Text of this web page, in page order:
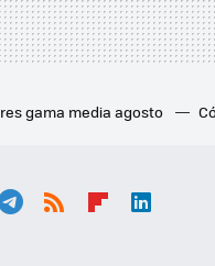
gama media agosto